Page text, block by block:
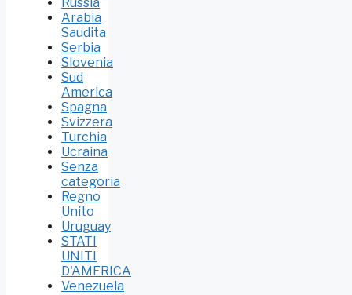
Russia
Arabia
Saudita
Serbia
Slovenia
Sud
America
Spagna
Svizzera
Turchia
Ucraina
Senza
categoria
Regno
Unito
Uruguay
STATI
UNITI
D'AMERICA
Venezuela